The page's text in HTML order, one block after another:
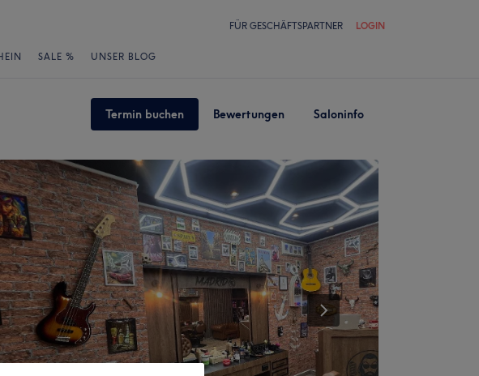
FÜR GESCHÄFTSPARTNER LOGIN
SALE % UNSER BLOG
Termin buchen Bewertungen Saloninfo